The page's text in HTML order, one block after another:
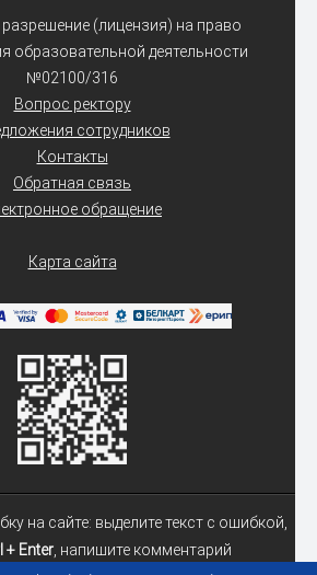
(лицензия) на право
образовательной деятельности
№02100/316
Вопрос ректору
сотрудников
Контакты
Обратная связь
обращение
Карта сайта
на сайте: выделите текст с ошибкой,
+ Enter, напишите комментарий